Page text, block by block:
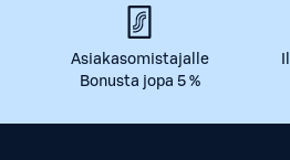
Asiakasomistajalle
Bonusta jopa 5 %